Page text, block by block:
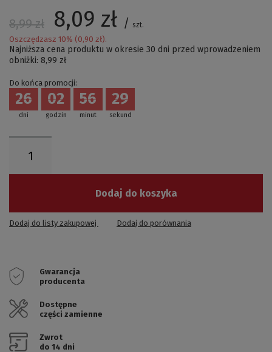
8,99 zł 8,09 zł / szt.
Oszczędzasz 10% (0,90 zł).
Najniższa cena produktu w okresie 30 dni przed wprowadzeniem
obniżki: 8,99 zł
Do końca promocji:
dni
26
godzin
02
minut
56
sekund
29
Dodaj do koszyka
Dodaj do listy zakupowej Dodaj do porównania
Gwarancja
producenta
Dostępne
części zamienne
Zwrot
do 14 dni